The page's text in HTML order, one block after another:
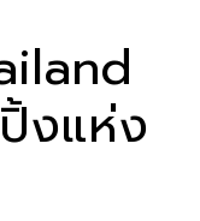
งแห่ง